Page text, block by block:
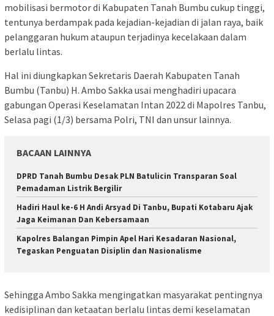
mobilisasi bermotor di Kabupaten Tanah Bumbu cukup tinggi,
tentunya berdampak pada kejadian-kejadian di jalan raya, baik
pelanggaran hukum ataupun terjadinya kecelakaan dalam
berlalu lintas.
Hal ini diungkapkan Sekretaris Daerah Kabupaten Tanah
Bumbu (Tanbu) H. Ambo Sakka usai menghadiri upacara
gabungan Operasi Keselamatan Intan 2022 di Mapolres Tanbu,
Selasa pagi (1/3) bersama Polri, TNI dan unsur lainnya.
BACAAN LAINNYA
DPRD Tanah Bumbu Desak PLN Batulicin Transparan Soal
Pemadaman Listrik Bergilir
Hadiri Haul ke-6 H Andi Arsyad Di Tanbu, Bupati Kotabaru Ajak
Jaga Keimanan Dan Kebersamaan
Kapolres Balangan Pimpin Apel Hari Kesadaran Nasional,
Tegaskan Penguatan Disiplin dan Nasionalisme
Sehingga Ambo Sakka mengingatkan masyarakat pentingnya
kedisiplinan dan ketaatan berlalu lintas demi keselamatan